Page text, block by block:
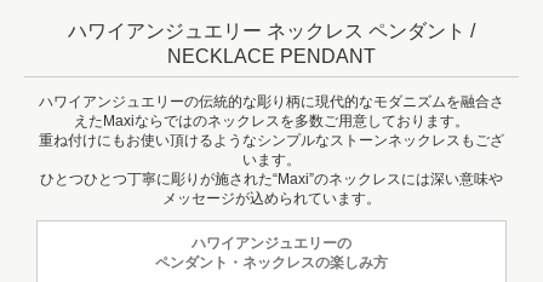
ハワイアンジュエリー ネックレス ペンダント /
NECKLACE PENDANT
ハワイアンジュエリーの伝統的な彫り柄に現代的なモダニズムを融合さ
えたMaxiならではのネックレスを多数ご用意しております。
重ね付けにもお使い頂けるようなシンプルなストーンネックレスもござ
います。
ひとつひとつ丁寧に彫りが施された“Maxi”のネックレスには深い意味や
メッセージが込められています。
ハワイアンジュエリーの
ペンダント・ネックレスの楽しみ方